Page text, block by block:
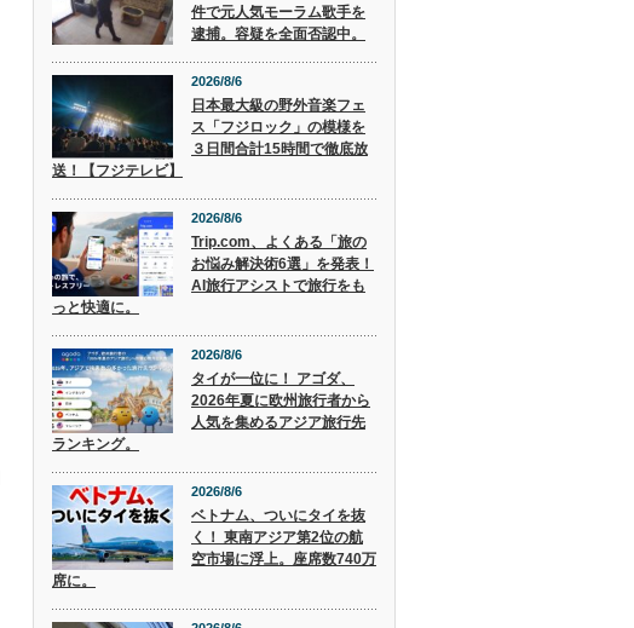
件で元人気モーラム歌手を
逮捕。容疑を全面否認中。
2026/8/6
日本最大級の野外音楽フェ
ス「フジロック」の模様を
３日間合計15時間で徹底放
送！【フジテレビ】
2026/8/6
Trip.com、よくある「旅の
お悩み解決術6選」を発表！
AI旅行アシストで旅行をも
っと快適に。
2026/8/6
タイが一位に！ アゴダ、
2026年夏に欧州旅行者から
人気を集めるアジア旅行先
ランキング。
2026/8/6
ベトナム、ついにタイを抜
く！ 東南アジア第2位の航
空市場に浮上。座席数740万
席に。